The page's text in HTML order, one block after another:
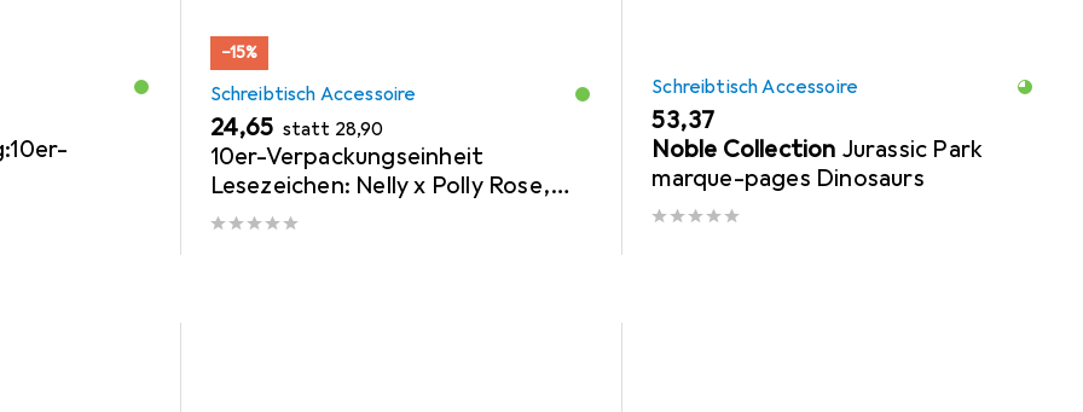
−15%
Schreibtisch Accessoire
EUR
24,65 statt EUR
28,90
10er-Verpackungseinheit
Lesezeichen: Nelly x Polly Rose,
Lassen sie mich nicht so zurück
Schreibtisch Accessoire
EUR
53,37
Noble Collection Jurassic Park
marque-pages Dinosaurs